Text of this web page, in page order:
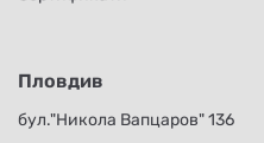
Пловдив
бул."Никола Вапцаров" 136